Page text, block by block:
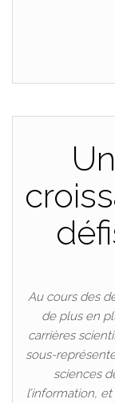
Au cours des
de plus en
carrières
sous-
sciences
l’information,